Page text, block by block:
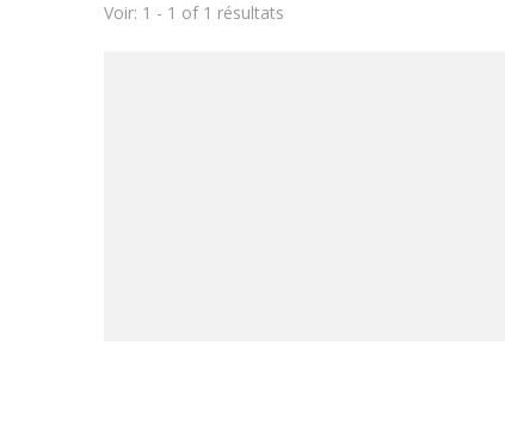
Voir: 1 - 1 of 1 résultats